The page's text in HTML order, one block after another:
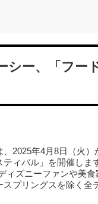
シー、「フー
2025年4月8日（火
ィバル」を開催しま
ィズニーファンや美
プリングスを除く